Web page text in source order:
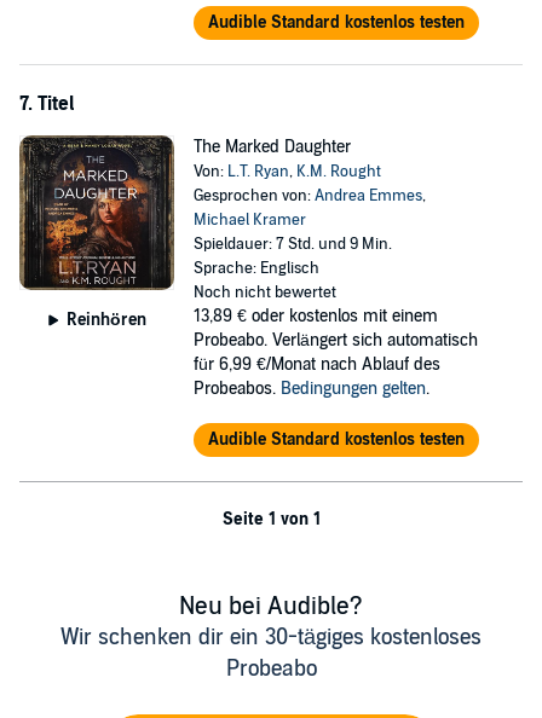
Audible Standard kostenlos testen
7. Titel
Reinhören
The Marked Daughter
Von: L.T. Ryan, K.M. Rought
Gesprochen von:Andrea Emmes,
Michael Kramer
Spieldauer: 7 Std. und 9 Min.
Sprache: Englisch
Noch nicht bewertet
13,89 € oder kostenlos mit einem
Probeabo. Verlängert sich automatisch
für 6,99 €/Monat nach Ablauf des
Probeabos. Bedingungen gelten.
Audible Standard kostenlos testen
Seite 1 von 1
Neu bei Audible?
Wir schenken dir ein 30-tägiges kostenloses
Probeabo